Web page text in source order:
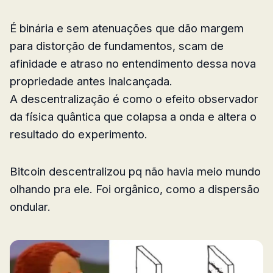
É binária e sem atenuações que dão margem
para distorção de fundamentos, scam de
afinidade e atraso no entendimento dessa nova
propriedade antes inalcançada.
A descentralização é como o efeito observador
da física quântica que colapsa a onda e altera o
resultado do experimento.
Bitcoin descentralizou pq não havia meio mundo
olhando pra ele. Foi orgânico, como a dispersão
ondular.